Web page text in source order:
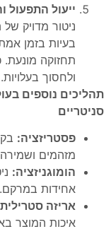
ייעול התפעול
בעיות בזמן
תחזוקה מונעת.
ולחסוך בעלויות.
תהליכים נוספים
סניטריים
פסטריזציה:
מזהמים
הומוגניזציה:
אחידות במרקם.
אריזה
איכות המוצר